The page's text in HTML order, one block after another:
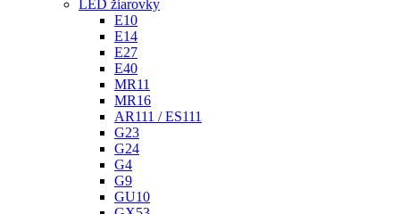
LED žiarovky
E10
E14
E27
E40
MR11
MR16
AR111 / ES111
G23
G24
G4
G9
GU10